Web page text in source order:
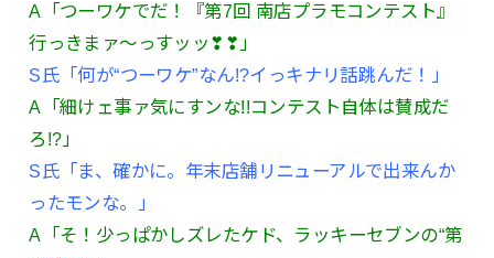
A「つーワケでだ！『第7回 南店プラモコンテスト』
行っきまァ～っすッッ❣❣」
S氏「何が“つーワケ”なん!?イっキナリ話跳んだ！」
A「細けェ事ァ気にすンな!!コンテスト自体は賛成だ
ろ!?」
S氏「ま、確かに。年末店舗リニューアルで出来んか
ったモンな。」
A「そ！少っぱかしズレたケド、ラッキーセブンの“第